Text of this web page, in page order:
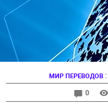
МИР ПЕРЕВОДОВ:
0